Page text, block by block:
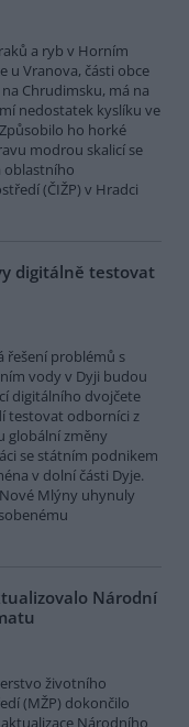
a ryb v Horním
u Vranova, části obce
Chrudimsku, má na
nedostatek kyslíku ve
ho horké
modrou skalicí se
oblastního
(ČIŽP) v Hradci
digitálně testovat
řešení problémů s
vody v Dyji budou
digitálního dvojčete
testovat odborníci z
globální změny
se státním podnikem
v dolní části Dyje.
Mlýny uhynuly
Národní
životního
(MŽP) dokončilo
Národního